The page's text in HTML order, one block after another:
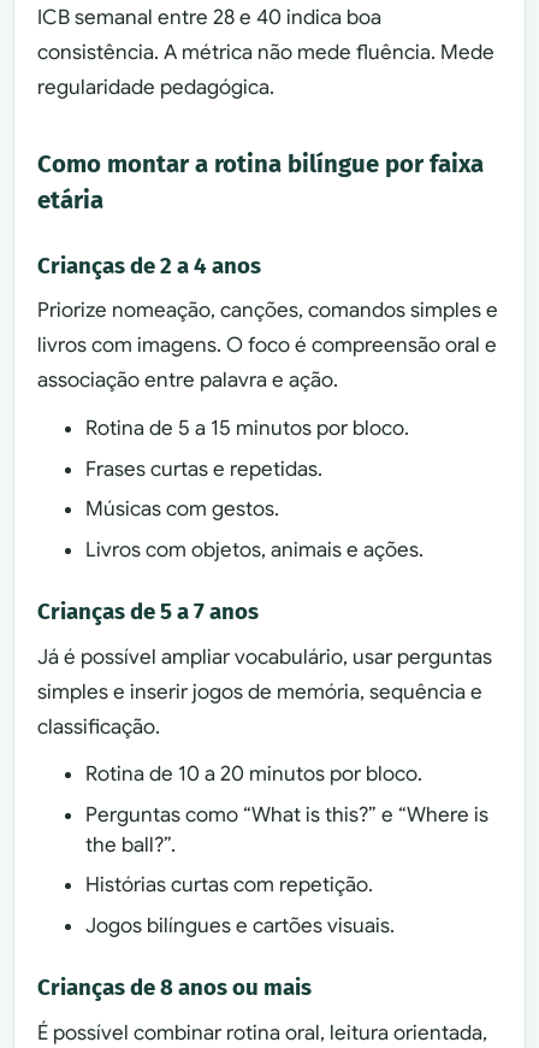
ICB semanal entre 28 e 40 indica boa
consistência. A métrica não mede fluência. Mede
regularidade pedagógica.
Como montar a rotina bilíngue por faixa
etária
Crianças de 2 a 4 anos
Priorize nomeação, canções, comandos simples e
livros com imagens. O foco é compreensão oral e
associação entre palavra e ação.
Rotina de 5 a 15 minutos por bloco.
Frases curtas e repetidas.
Músicas com gestos.
Livros com objetos, animais e ações.
Crianças de 5 a 7 anos
Já é possível ampliar vocabulário, usar perguntas
simples e inserir jogos de memória, sequência e
classificação.
Rotina de 10 a 20 minutos por bloco.
Perguntas como “What is this?” e “Where is
the ball?”.
Histórias curtas com repetição.
Jogos bilíngues e cartões visuais.
Crianças de 8 anos ou mais
É possível combinar rotina oral, leitura orientada,